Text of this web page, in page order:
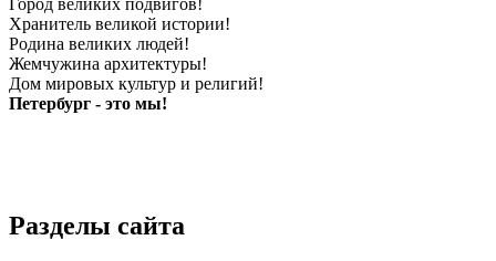
Хранитель великой истории!
Родина великих людей!
Жемчужина архитектуры!
Дом мировых культур и религий!
Петербург - это мы!
Разделы сайта